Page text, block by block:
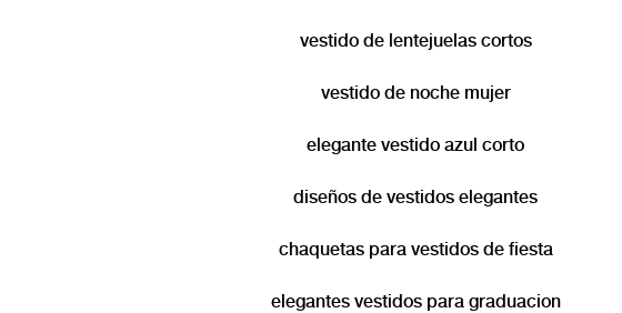
vestido de lentejuelas cortos
vestido de noche mujer
elegante vestido azul corto
diseños de vestidos elegantes
chaquetas para vestidos de fiesta
elegantes vestidos para graduacion